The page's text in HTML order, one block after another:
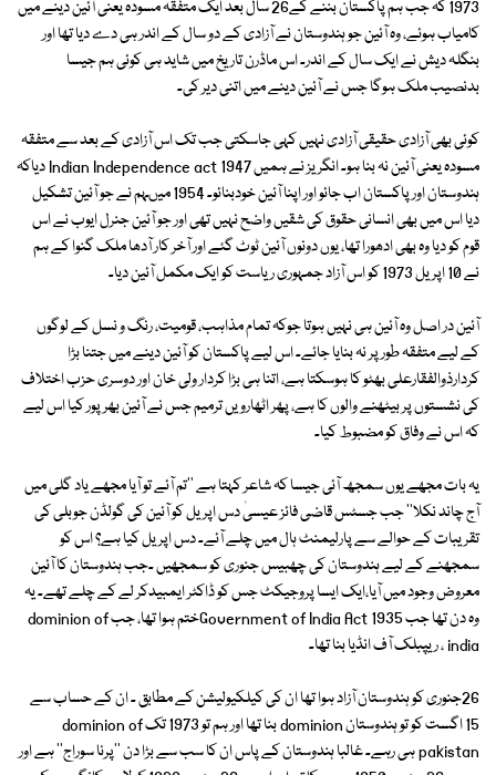
1973 کہ جب ہم پاکستان بننے کے26 سال بعد ایک متفقہ مسودہ یعنی آئین دینے میں
کامیاب ہوئے، وہ آئین جو ہندوستان نے آزادی کے دو سال کے اندر ہی دے دیا تھا اور
بنگلہ دیش نے ایک سال کے اندر۔ اس ماڈرن تاریخ میں شاید ہی کوئی ہم جیسا
بدنصیب ملک ہوگا جس نے آئین دینے میں اتنی دیر کی۔
کوئی بھی آزادی حقیقی آزادی نہیں کہی جاسکتی جب تک اس آزادی کے بعد سے متفقہ
مسودہ یعنی آئین نہ بنا ہو۔ انگریز نے ہمیں Indian Independence act 1947 دیاکہ
ہندوستان اور پاکستان اب جائو اور اپنا آئین خودبنائو۔ 1954 میںہم نے جو آئین تشکیل
دیا اس میں بھی انسانی حقوق کی شقیں واضح نہیں تھی اور جو آئین جنرل ایوب نے اس
قوم کو دیا وہ بھی ادھورا تھا، یوں دونوں آئین ٹوٹ گئے اور آخر کار آدھا ملک گنوا کے ہم
نے 10 اپریل 1973 کو اس آزاد جمہوری ریاست کو ایک مکمل آئین دیا۔
آئین در اصل وہ آئین ہی نہیں ہوتا جوکہ تمام مذاہب، قومیت، رنگ و نسل کے لوگوں
کے لیے متفقہ طور پر نہ بنایا جائے۔ اس لیے پاکستان کو آئین دینے میں جتنا بڑا
کردارذوالفقارعلی بھٹو کا ہوسکتا ہے، اتنا ہی بڑا کردار ولی خان اور دوسری حزب اختلاف
کی نشستوں پر بیٹھنے والوں کا ہے، پھر اٹھارویں ترمیم جس نے آئین بھرپور کیا اس لیے
کہ اس نے وفاق کو مضبوط کیا۔
یہ بات مجھے یوں سمجھ آئی جیسا کہ شاعر کہتا ہے ''تم آئے تو آیا مجھے یاد گلی میں
آج چاند نکلا'' جب جسٹس قاضی فائز عیسیٰ دس اپریل کو آئین کی گولڈن جوبلی کی
تقریبات کے حوالے سے پارلیمنٹ ہال میں چلے آئے۔ دس اپریل کیا ہے؟ اس کو
سمجھنے کے لیے ہندوستان کی چھبیس جنوری کو سمجھیں ۔جب ہندوستان کا آئین
معروض وجود میں آیا،ایک ایسا پروجیکٹ جس کو ڈاکٹر ایمبیدکر لے کے چلے تھے۔ یہ
وہ دن تھا جب Government of India Act 1935ختم ہوا تھا، جب dominion of
india ، ریپبلک آف انڈیا بنا تھا۔
26جنوری کو ہندوستان آزاد ہوا تھا ان کی کیلکیولیشن کے مطابق ۔ ان کے حساب سے
15 اگست کو تو ہندوستان dominion بنا تھا اور ہم تو 1973 تک dominion of
pakistan ہی رہے۔ غالبا ہندوستان کے پاس ان کا سب سے بڑا دن ''پرنا سوراج'' ہے اور